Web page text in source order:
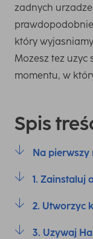
zadnych
który
Mozesz tez uzyc
momentu, w
Spis
Na pierwszy
1. Zainstaluj
2. Utworzyc
3. Uzywaj